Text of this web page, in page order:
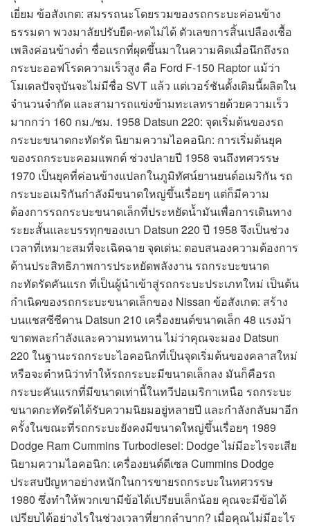
เยี่ยม ข้อสังเกต: สมรรถนะโดยรวมของรถกระบะค่อนข้าง
ธรรมดา พวงมาลัยปรับยืด-หดไม่ได้ ตัวเลขการสิ้นเปลืองเชื้อ
เพลิงค่อนข้างต่ำ ชื่อแรกที่ผุดขึ้นมาในความคิดเมื่อนึกถึงรถ
กระบะออฟโรดความเร็วสูง คือ Ford F-150 Raptor แม้ว่า
โมเดลปัจจุบันจะไม่มีชื่อ SVT แล้ว แต่เวอร์ชันดั้งเดิมนี้ผลิตใน
จำนวนจำกัด และสามารถแข่งข้ามทะเลทรายด้วยความเร็ว
มากกว่า 160 กม./ชม. 1958 Datsun 220: จุดเริ่มต้นของรถ
กระบะขนาดกะทัดรัด นิยามความไอคอนิก: การเริ่มต้นยุค
ของรถกระบะคอมแพกต์ ช่วงปลายปี 1958 จนถึงทศวรรษ
1970 เป็นยุคที่ค่อนข้างแปลกในภูมิทัศน์ยานยนต์อเมริกัน รถ
กระบะอเมริกันกำลังมีขนาดใหญ่ขึ้นเรื่อยๆ แต่ก็มีความ
ต้องการรถกระบะขนาดเล็กที่ประหยัดน้ำมันเพื่อการเดินทาง
ระยะสั้นและบรรทุกของเบา Datsun 220 ปี 1958 จึงเป็นช่วง
เวลาที่เหมาะสมที่จะเฉิดฉาย จุดเด่น: ตอบสนองความต้องการ
ด้านประสิทธิภาพการประหยัดพลังงาน รถกระบะขนาด
กะทัดรัดคันแรก ที่เป็นผู้นำเข้าสู่รถกระบะประเภทใหม่ เป็นต้น
กำเนิดของรถกระบะขนาดเล็กของ Nissan ข้อสังเกต: สร้าง
บนแชสซีซีดาน Datsun 210 เครื่องยนต์ขนาดเล็ก 48 แรงม้า
ขาดพละกำลังและความทนทาน ไม่ว่าคุณจะมอง Datsun
220 ในฐานะรถกระบะไอคอนิกที่เป็นจุดเริ่มต้นของคลาสใหม่
หรือจะตำหนิว่าทำให้รถกระบะมีขนาดเล็กลง มันก็คือรถ
กระบะคันแรกที่มีขนาดเท่านี้ในทวีปอเมริกาเหนือ รถกระบะ
ขนาดกะทัดรัดได้รับความนิยมอยู่หลายปี และกำลังกลับมาอีก
ครั้งในขณะที่รถกระบะยังคงมีขนาดใหญ่ขึ้นเรื่อยๆ 1989
Dodge Ram Cummins Turbodiesel: Dodge ไม่มีอะไรจะเสีย
นิยามความไอคอนิก: เครื่องยนต์ดีเซล Cummins Dodge
ประสบปัญหาอย่างหนักในการขายรถกระบะในทศวรรษ
1980 ซึ่งทำให้พวกเขามีข้อได้เปรียบเล็กน้อย คุณจะมีข้อได้
เปรียบได้อย่างไรในช่วงเวลาที่ยากลำบาก? เมื่อคุณไม่มีอะไร